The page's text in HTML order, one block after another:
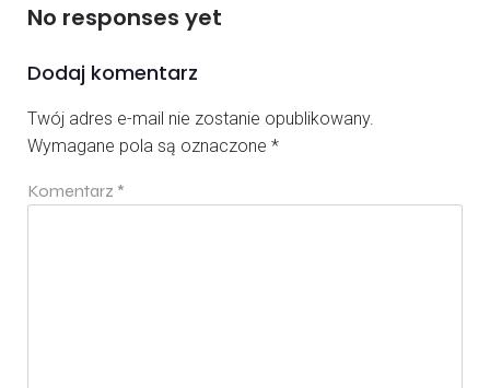
No responses yet
Dodaj komentarz
Twój adres e-mail nie zostanie opublikowany.
Wymagane pola są oznaczone *
Komentarz *